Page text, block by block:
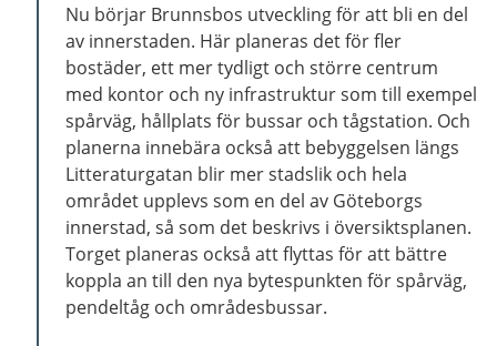
Nu börjar Brunnsbos utveckling för att bli en del
av innerstaden. Här planeras det för fler
bostäder, ett mer tydligt och större centrum
med kontor och ny infrastruktur som till exempel
spårväg, hållplats för bussar och tågstation. Och
planerna innebära också att bebyggelsen längs
Litteraturgatan blir mer stadslik och hela
området upplevs som en del av Göteborgs
innerstad, så som det beskrivs i översiktsplanen.
Torget planeras också att flyttas för att bättre
koppla an till den nya bytespunkten för spårväg,
pendeltåg och områdesbussar.